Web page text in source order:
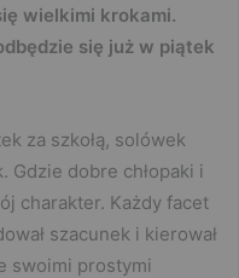
wielkimi krokami.
się już w piątek
za szkołą, solówek
Gdzie dobre chłopaki i
charakter. Każdy facet
szacunek i kierował
swoimi prostymi